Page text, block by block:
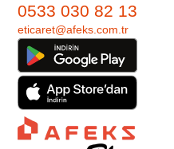
0533 030 82 13
eticaret@afeks.com.tr